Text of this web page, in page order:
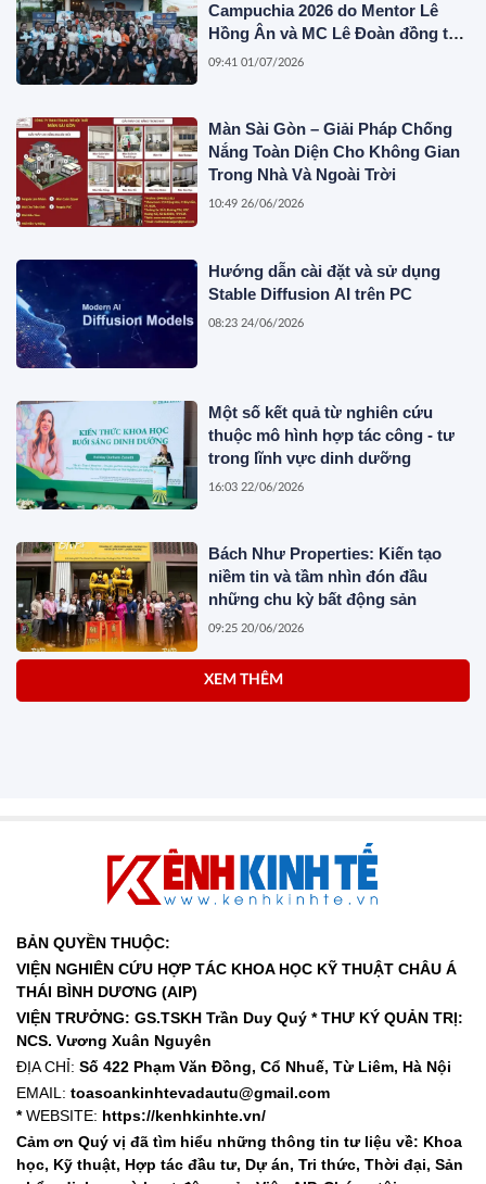
Campuchia 2026 do Mentor Lê
Hồng Ân và MC Lê Đoàn đồng tổ
chức
09:41 01/07/2026
Màn Sài Gòn – Giải Pháp Chống
Nắng Toàn Diện Cho Không Gian
Trong Nhà Và Ngoài Trời
10:49 26/06/2026
Hướng dẫn cài đặt và sử dụng
Stable Diffusion AI trên PC
08:23 24/06/2026
Một số kết quả từ nghiên cứu
thuộc mô hình hợp tác công - tư
trong lĩnh vực dinh dưỡng
16:03 22/06/2026
Bách Như Properties: Kiến tạo
niềm tin và tầm nhìn đón đầu
những chu kỳ bất động sản
09:25 20/06/2026
XEM THÊM
BẢN QUYỀN THUỘC:
VIỆN NGHIÊN CỨU HỢP TÁC KHOA HỌC KỸ THUẬT CHÂU Á
THÁI BÌNH DƯƠNG (AIP)
VIỆN TRƯỞNG: GS.TSKH Trần Duy Quý *THƯ KÝ QUẢN TRỊ:
NCS. Vương Xuân Nguyên
ĐỊA CHỈ: Số 422 Phạm Văn Đồng, Cổ Nhuế, Từ Liêm, Hà Nội
EMAIL: toasoankinhtevadautu@gmail.com
*WEBSITE: https://kenhkinhte.vn/
Cảm ơn Quý vị đã tìm hiểu những thông tin tư liệu về: Khoa
học, Kỹ thuật, Hợp tác đầu tư, Dự án, Tri thức, Thời đại, Sản